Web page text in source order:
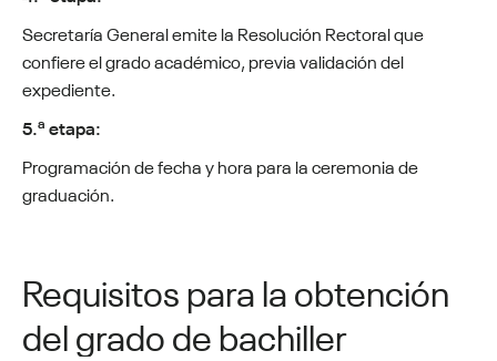
Secretaría General emite la Resolución Rectoral que
confiere el grado académico, previa validación del
expediente.
5.a etapa:
Programación de fecha y hora para la ceremonia de
graduación.
Requisitos para la obtención
del grado de bachiller